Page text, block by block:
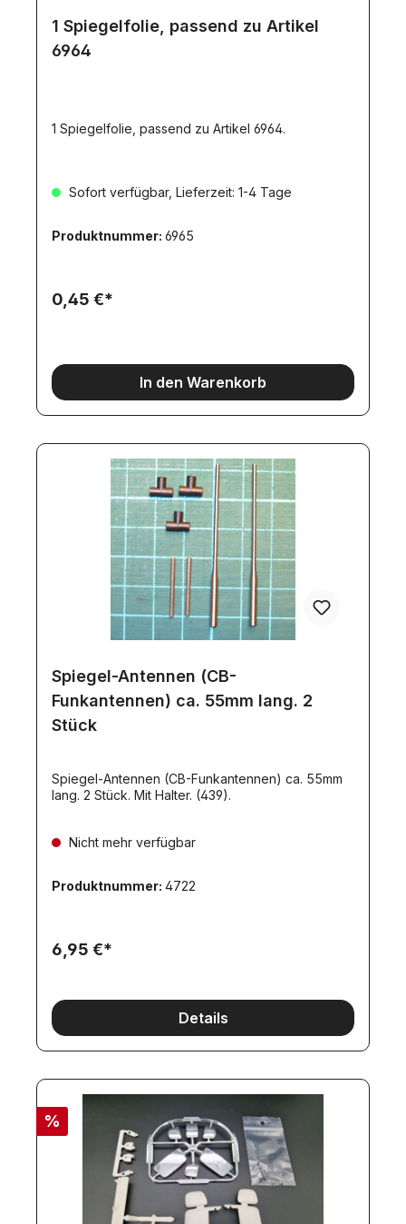
1 Spiegelfolie, passend zu Artikel
6964
1 Spiegelfolie, passend zu Artikel 6964.
Sofort verfügbar, Lieferzeit: 1-4 Tage
Produktnummer: 6965
0,45 €*
In den Warenkorb
Spiegel-Antennen (CB-
Funkantennen) ca. 55mm lang. 2
Stück
Spiegel-Antennen (CB-Funkantennen) ca. 55mm
lang. 2 Stück. Mit Halter. (439).
Nicht mehr verfügbar
Produktnummer: 4722
6,95 €*
Details
%